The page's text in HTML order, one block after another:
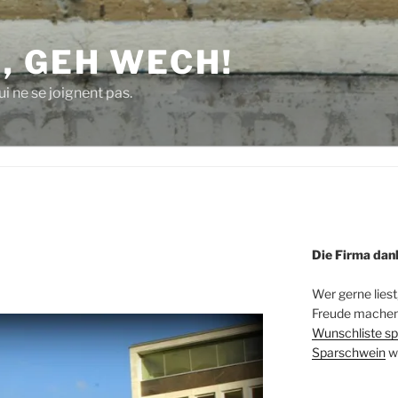
GEH WECH!
ne se joignent pas.
Die Firma
Wer gerne
Freude
Wunschliste
Sparschwein